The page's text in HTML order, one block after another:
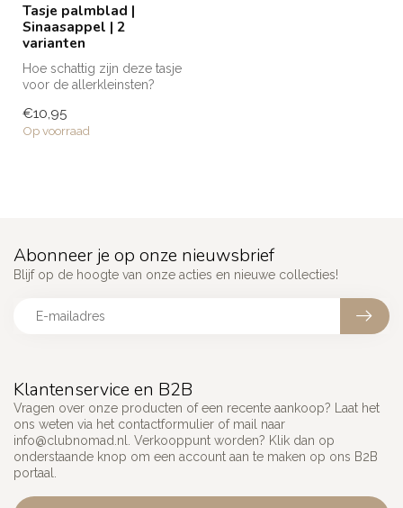
Tasje palmblad |
Sinaasappel | 2
varianten
Hoe schattig zijn deze tasje
voor de allerkleinsten?
voo...
€10,95
Op voorraad
Klantenservice en B2B
Vragen over onze producten of een recente aankoop? Laat het
ons weten via het contactformulier of mail naar
info@clubnomad.nl
. Verkooppunt worden? Klik dan op
onderstaande knop om een account aan te maken op ons B2B
portaal.
Abonneer je op onze nieuwsbrief
Blijf op de hoogte van onze acties en nieuwe collecties!